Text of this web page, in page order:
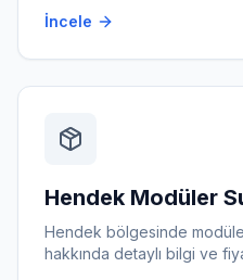
İncele
Hendek Modüler
Hendek bölgesinde
hakkında detaylı bilgi ve